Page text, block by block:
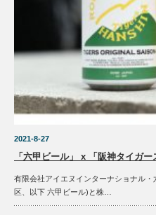
2021-8-27
「六甲ビール」 x 「阪神タイガ
有限会社アイエヌインターナショナル
区、以下 六甲ビール)と株…